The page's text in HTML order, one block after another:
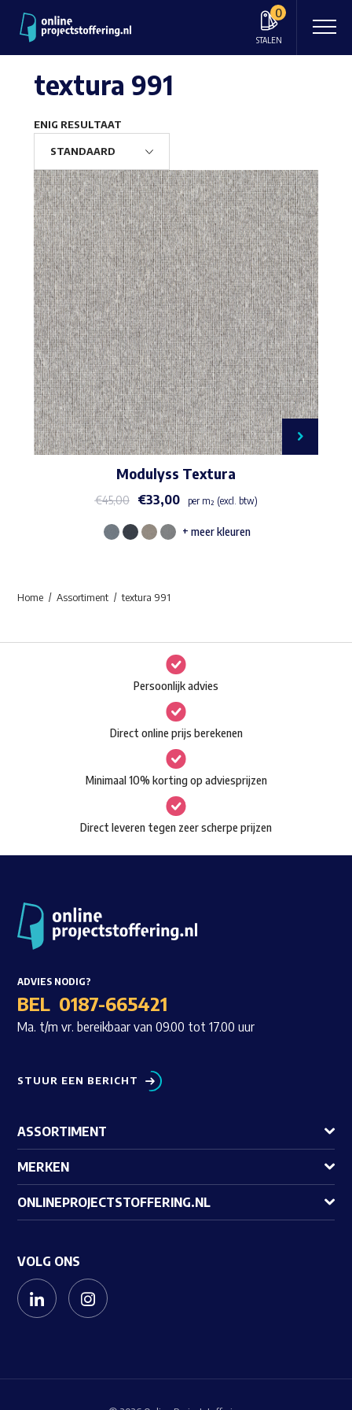
0
STALEN
Waar ben je naar op zoek?
textura 991
ENIG RESULTAAT
Modulyss Textura
€45,00 €33,00 per m² (excl. btw)
Dit
Deze
optie
kan
gekozen
worden
op
de
productpagina
+ meer kleuren
Home Assortiment textura 991
Persoonlijk advies
Direct online prijs berekenen
Minimaal 10% korting op adviesprijzen
Direct leveren tegen zeer scherpe prijzen
ADVIES NODIG?
BEL 0187-665421
Ma. t/m vr. bereikbaar van 09.00 tot 17.00 uur
STUUR EEN BERICHT
ASSORTIMENT
MERKEN
ONLINEPROJECTSTOFFERING.NL
VOLG ONS